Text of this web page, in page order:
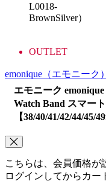
L0018-
BrownSilver）
OUTLET
emonique （エモニーク）
エモニーク
Watch Band スマー
【38/40/41/42/44/45/
こちらは、会員価格が
ログインしてからカー